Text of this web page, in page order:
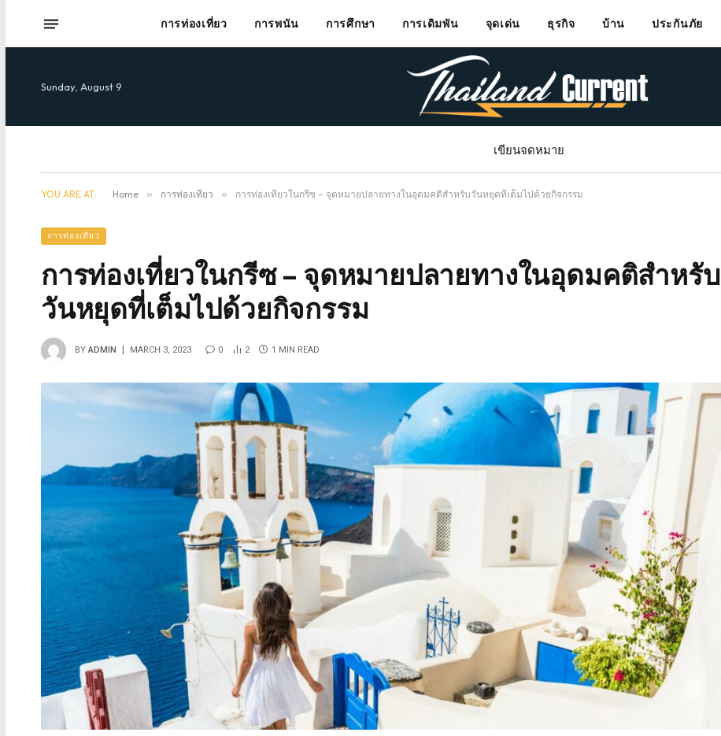
การท่องเที่ยว การพนัน การศึกษา การเดิมพัน จุดเด่น ธุรกิจ บ้าน ประกันภัย
Sunday, August 9
เขียนจดหมาย
YOU ARE AT: Home » การท่องเที่ยว » การท่องเที่ยวในกรีซ – จุดหมายปลายทางในอุดมคติสำหรับวันหยุดที่เต็มไปด้วยกิจกรรม
การท่องเที่ยว
การท่องเที่ยวในกรีซ – จุดหมายปลายทางในอุดมคติสำหรับ
วันหยุดที่เต็มไปด้วยกิจกรรม
BY ADMIN MARCH 3, 2023 0 2 1 MIN READ